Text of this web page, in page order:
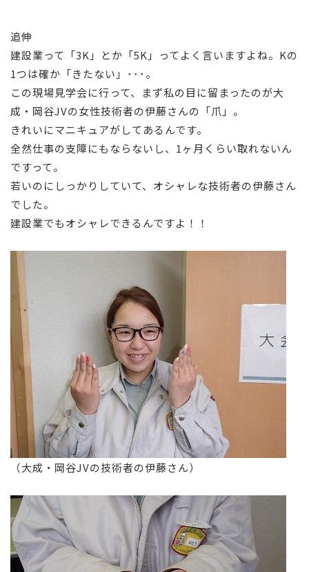
追伸
建設業って「3K」とか「5K」ってよく言いますよね。Kの
1つは確か「きたない」･･･。
この現場見学会に行って、まず私の目に留まったのが大
成・岡谷JVの女性技術者の伊藤さんの「爪」。
きれいにマニキュアがしてあるんです。
全然仕事の支障にもならないし、1ヶ月くらい取れないん
ですって。
若いのにしっかりしていて、オシャレな技術者の伊藤さん
でした。
建設業でもオシャレできるんですよ！！
（大成・岡谷JVの技術者の伊藤さん）